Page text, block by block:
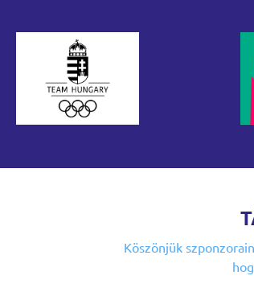
Köszönjük